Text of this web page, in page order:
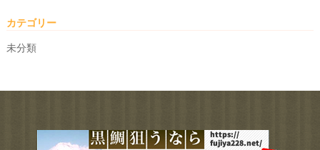
カテゴリー
未分類